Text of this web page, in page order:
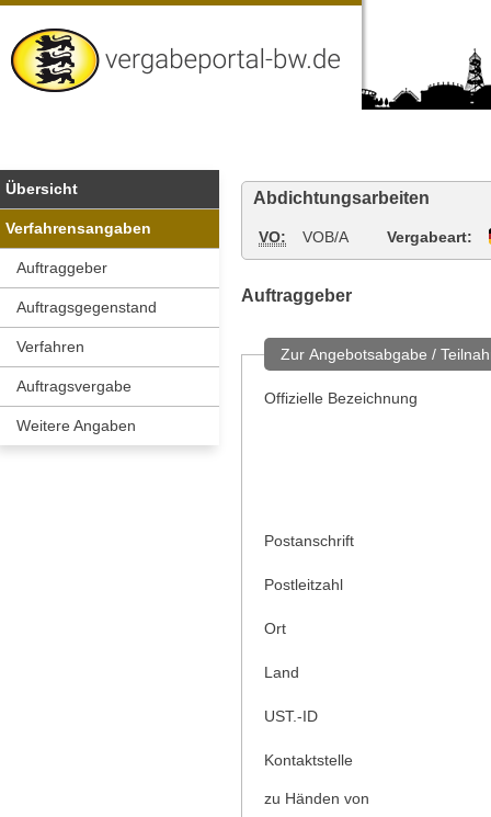
Vergabeportal
Baden-
Wuerttemberg
Übersicht
Verfahrensangaben
Auftraggeber
Auftragsgegenstand
Verfahren
Auftragsvergabe
Weitere Angaben
Abdichtungsarbeiten
VO: VOB/A Vergabeart:
Auftraggeber
Zur Angebotsabgabe /
Offizielle Bezeichnung
Postanschrift
Postleitzahl
Ort
Land
UST.-ID
Kontaktstelle
zu Händen von